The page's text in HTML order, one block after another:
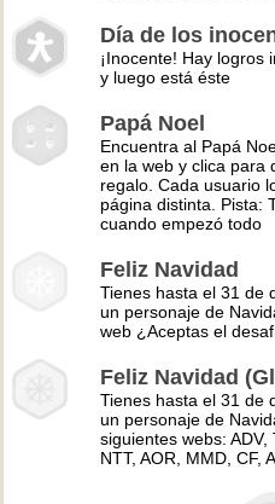
Día de los
¡Inocente! Hay logros
y luego está éste
Papá Noel
Encuentra al Papá
en la web y clica para
regalo. Cada usuario
página distinta. Pista:
cuando empezó todo
Feliz Navidad
Tienes hasta el 31 de
un personaje de
web ¿Aceptas el
Feliz Navidad
Tienes hasta el 31 de
un personaje de
siguientes webs: ADV,
NTT, AOR, MMD, CF,